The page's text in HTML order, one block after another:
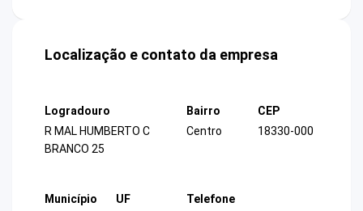
Localização e contato da empresa
Logradouro
R MAL HUMBERTO C
BRANCO 25
Bairro
Centro
CEP
18330-000
Município
UF
Telefone